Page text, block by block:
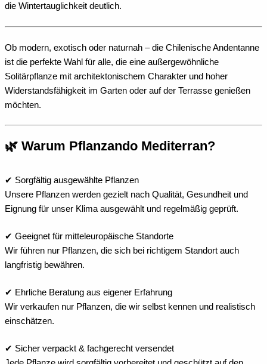
die Wintertauglichkeit deutlich.
Ob modern, exotisch oder naturnah – die Chilenische Andentanne
ist die perfekte Wahl für alle, die eine außergewöhnliche
Solitärpflanze mit architektonischem Charakter und hoher
Widerstandsfähigkeit im Garten oder auf der Terrasse genießen
möchten.
🌿 Warum Pflanzando Mediterran?
✔ Sorgfältig ausgewählte Pflanzen
Unsere Pflanzen werden gezielt nach Qualität, Gesundheit und
Eignung für unser Klima ausgewählt und regelmäßig geprüft.
✔ Geeignet für mitteleuropäische Standorte
Wir führen nur Pflanzen, die sich bei richtigem Standort auch
langfristig bewähren.
✔ Ehrliche Beratung aus eigener Erfahrung
Wir verkaufen nur Pflanzen, die wir selbst kennen und realistisch
einschätzen.
✔ Sicher verpackt & fachgerecht versendet